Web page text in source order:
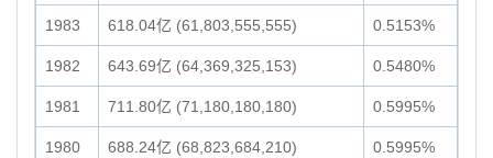
1983 618.04亿 (61,803,555,555) 0.5153%
1982 643.69亿 (64,369,325,153) 0.5480%
1981 711.80亿 (71,180,180,180) 0.5995%
1980 688.24亿 (68,823,684,210) 0.5995%